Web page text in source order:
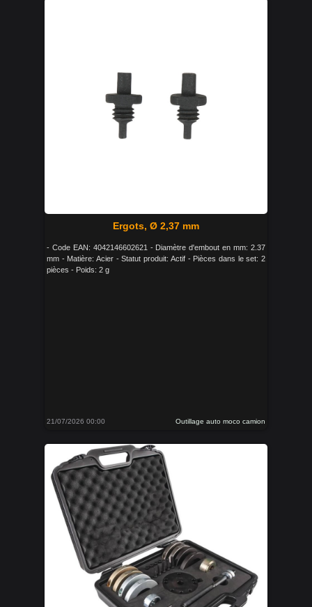
Ergots, Ø 2,37 mm
- Code EAN: 4042146602621 - Diamètre d'embout en mm: 2.37
mm - Matière: Acier - Statut produit: Actif - Pièces dans le set: 2
pièces - Poids: 2 g
21/07/2026 00:00 Outillage auto moco camion